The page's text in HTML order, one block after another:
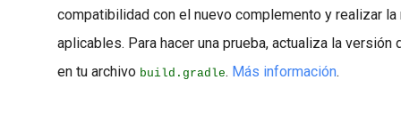
compatibilidad con el nuevo complemento y realizar
aplicables. Para hacer una prueba, actualiza la versión
en tu archivo build.gradle. Más información.